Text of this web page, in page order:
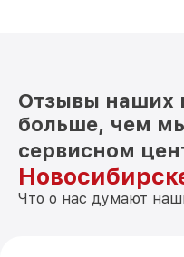
Отзывы наших
больше, чем
сервисном
Что о нас думают